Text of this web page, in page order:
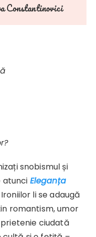
Constantinovici
snobismul și
atunci Eleganța
li se adaugă
romantism, umor
ciudată